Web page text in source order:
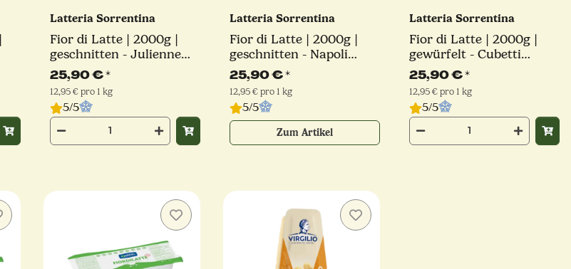
Latteria Sorrentina
Fior di Latte | 2000g |
geschnitten - Julienne
Schnitt | Latteria
Sorrentina
25,90 €*
12,95 € pro 1 kg
5/5
Latteria Sorrentina
Fior di Latte | 2000g |
geschnitten - Napoli
Schnitt | Latteria
Sorrentina
25,90 €*
12,95 € pro 1 kg
5/5
Zum Artikel
Latteria Sorrentina
Fior di Latte | 2000g |
gewürfelt - Cubetti
Schnitt | Latteria
Sorrentina
25,90 €*
12,95 € pro 1 kg
5/5